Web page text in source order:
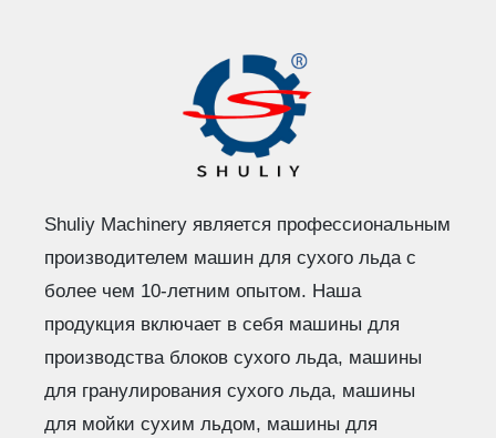
Shuliy Machinery является профессиональным
производителем машин для сухого льда с
более чем 10-летним опытом. Наша
продукция включает в себя машины для
производства блоков сухого льда, машины
для гранулирования сухого льда, машины
для мойки сухим льдом, машины для